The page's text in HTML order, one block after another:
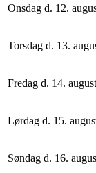
Onsdag d. 12.
Torsdag d. 13.
Fredag d. 14. august
Lørdag d. 15.
Søndag d. 16.